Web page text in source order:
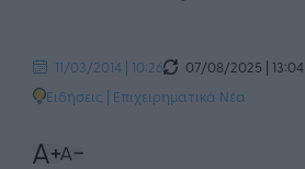
11/03/2014 | 10:26
07/08/2025 | 13:04
Ειδήσεις | Επιχειρηματικά Νέα